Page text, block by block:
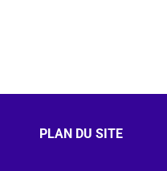
PLAN DU SITE